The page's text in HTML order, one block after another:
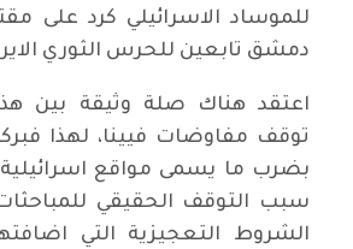
للموساد الاسرائيلي كرد على
دمشق تابعين للحرس الثوري
اعتقد هناك صلة وثيقة بين
توقف مفاوضات فيينا، لهذا
بضرب ما يسمى مواقع اسرائيلية
سبب التوقف الحقيقي
الشروط التعجيزية التي